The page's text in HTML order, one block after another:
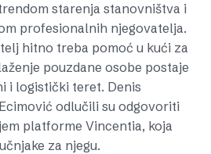
starenja stanovništva i
profesionalnih njegovatelja.
hitno treba pomoć u kući za
pouzdane osobe postaje
i logistički teret. Denis
odlučili su odgovoriti
platforme Vincentia, koja
za njegu.